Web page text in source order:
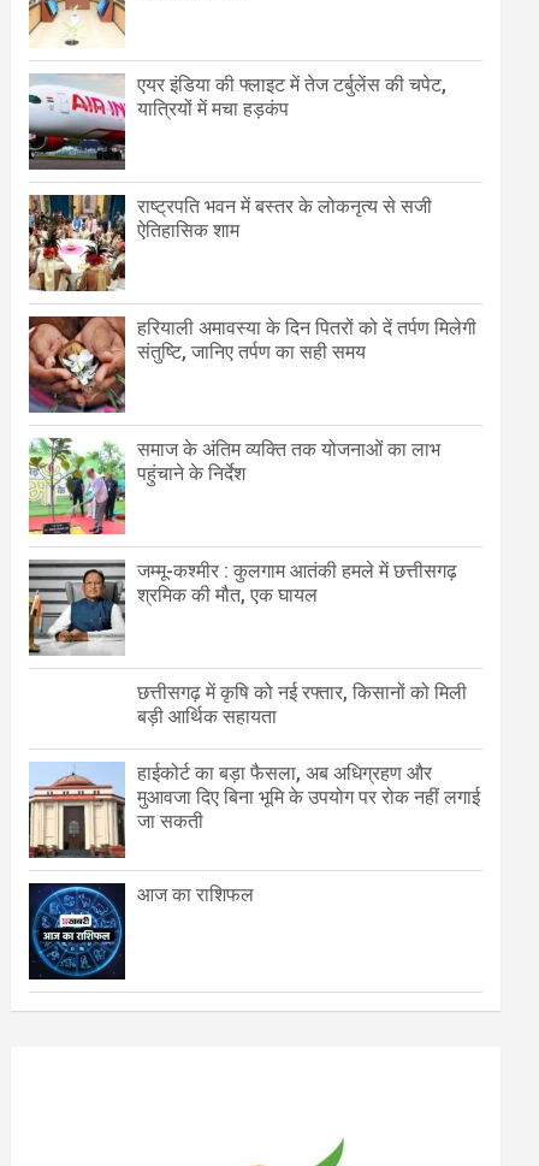
एयर इंडिया की फ्लाइट में तेज टर्बुलेंस की चपेट,
यात्रियों में मचा हड़कंप
राष्ट्रपति भवन में बस्तर के लोकनृत्य से सजी
ऐतिहासिक शाम
हरियाली अमावस्या के दिन पितरों को दें तर्पण मिलेगी
संतुष्टि, जानिए तर्पण का सही समय
समाज के अंतिम व्यक्ति तक योजनाओं का लाभ
पहुंचाने के निर्देश
जम्मू-कश्मीर : कुलगाम आतंकी हमले में छत्तीसगढ़
श्रमिक की मौत, एक घायल
छत्तीसगढ़ में कृषि को नई रफ्तार, किसानों को मिली
बड़ी आर्थिक सहायता
हाईकोर्ट का बड़ा फैसला, अब अधिग्रहण और
मुआवजा दिए बिना भूमि के उपयोग पर रोक नहीं लगाई
जा सकती
आज का राशिफल